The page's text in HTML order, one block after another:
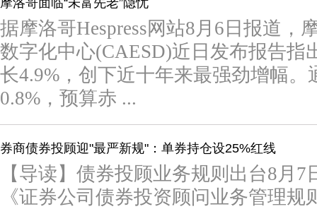
摩洛哥面临“未富先老”隐忧
据摩洛哥Hespress网站8月6日报道，
数字化中心(CAESD)近日发布报告指
长4.9%，创下近十年来最强劲增幅
0.8%，预算赤 ...
券商债券投顾迎"最严新规"：单券持仓设25%红线
【导读】债券投顾业务规则出台8月
《证券公司债券投资顾问业务管理